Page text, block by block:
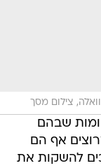
צילום מסך
שבהם
אף הם
להשקות את